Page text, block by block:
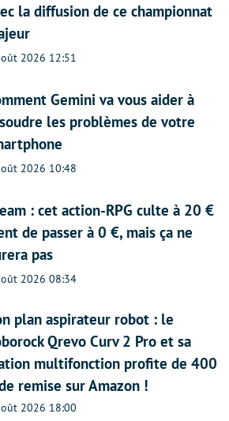
la diffusion de ce championnat
2026 12:51
Gemini va vous aider à
les problèmes de votre
2026 10:48
: cet action-RPG culte à 20 €
de passer à 0 €, mais ça ne
pas
2026 08:34
plan aspirateur robot : le
Qrevo Curv 2 Pro et sa
multifonction profite de 400
remise sur Amazon !
2026 18:00